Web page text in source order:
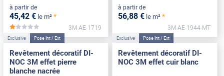
à partir de
45,42 € le m² *
*****
3M-AE-1719
à partir de
56,88 € le m² *
3M-AE-1944-MT
Exclusive Pose Int / Ext
Revêtement décoratif DI-
NOC 3M effet pierre
blanche nacrée
Exclusive Pose Int / Ext
Revêtement décoratif DI-
NOC 3M effet cuir blanc